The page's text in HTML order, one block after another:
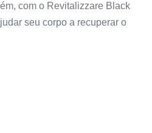
com o Revitalizzare Black
seu corpo a recuperar o